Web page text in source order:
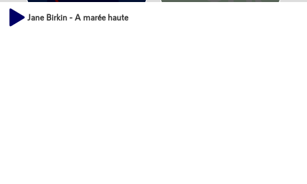
Jane Birkin - A marée haute